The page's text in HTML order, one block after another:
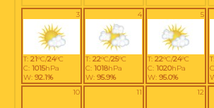
3
T: 21°C/24°C
C: 1015hPa
W: 92.1%
4
T: 22°C/25°C
C: 1018hPa
W: 95.9%
5
T: 22°C/24°C
C: 1020hPa
W: 95.0%
10
11 12